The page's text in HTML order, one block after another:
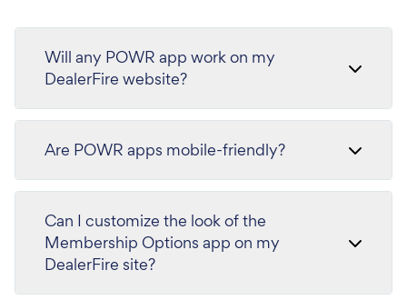
Will any POWR app work on my
DealerFire website?
Are POWR apps mobile-friendly?
Can I customize the look of the
Membership Options app on my
DealerFire site?